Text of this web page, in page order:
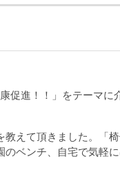
促進！！」をテーマに
えて頂きました。「
ベンチ、自宅で気軽に